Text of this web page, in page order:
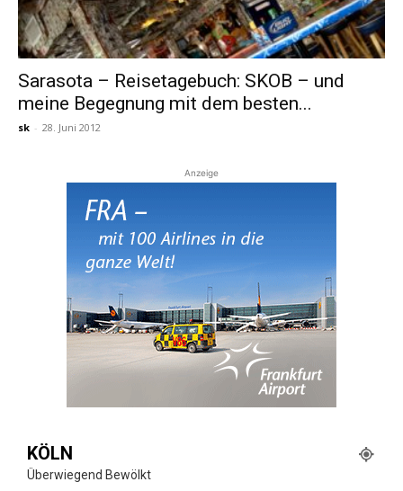
Sarasota – Reisetagebuch: SKOB – und
meine Begegnung mit dem besten...
sk - 28. Juni 2012
Anzeige
KÖLN
Überwiegend Bewölkt